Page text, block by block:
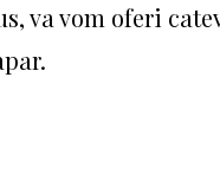
va vom oferi